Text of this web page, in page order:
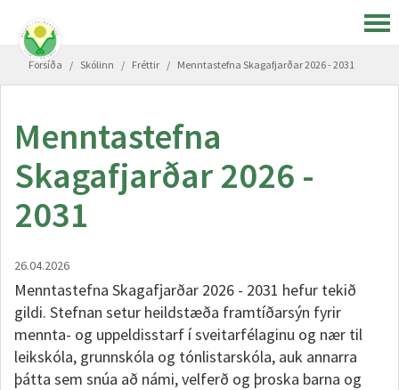
Forsíða / Skólinn / Fréttir / Menntastefna Skagafjarðar 2026 - 2031
Menntastefna
Skagafjarðar 2026 -
2031
26.04.2026
Menntastefna Skagafjarðar 2026 - 2031 hefur tekið
gildi. Stefnan setur heildstæða framtíðarsýn fyrir
mennta- og uppeldisstarf í sveitarfélaginu og nær til
leikskóla, grunnskóla og tónlistarskóla, auk annarra
þátta sem snúa að námi, velferð og þroska barna og